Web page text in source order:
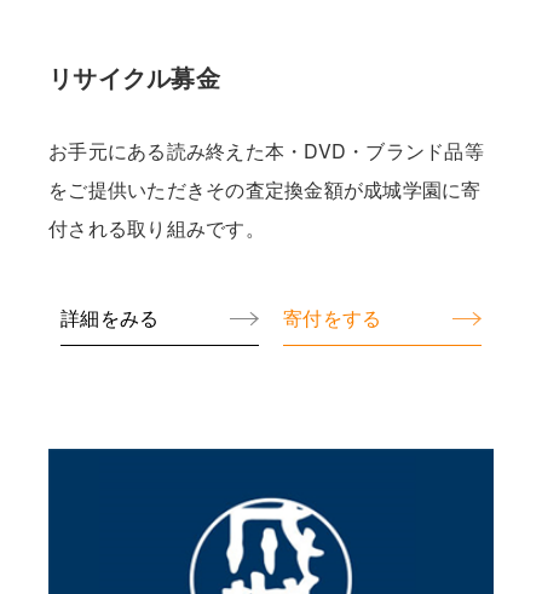
リサイクル募金
お手元にある読み終えた本・DVD・ブランド品等
をご提供いただきその査定換金額が成城学園に寄
付される取り組みです。
詳細をみる 寄付をする